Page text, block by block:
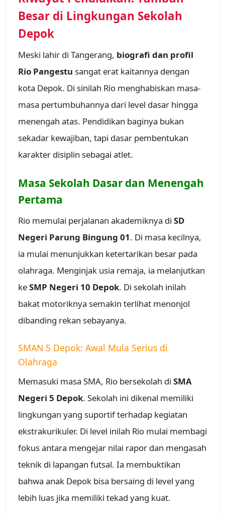
Besar di Lingkungan Sekolah
Depok
Meski lahir di Tangerang, biografi dan profil
Rio Pangestu sangat erat kaitannya dengan
kota Depok. Di sinilah Rio menghabiskan masa-
masa pertumbuhannya dari level dasar hingga
menengah atas. Pendidikan baginya bukan
sekadar kewajiban, tapi dasar pembentukan
karakter disiplin sebagai atlet.
Masa Sekolah Dasar dan Menengah
Pertama
Rio memulai perjalanan akademiknya di SD
Negeri Parung Bingung 01. Di masa kecilnya,
ia mulai menunjukkan ketertarikan besar pada
olahraga. Menginjak usia remaja, ia melanjutkan
keSMP Negeri 10 Depok. Di sekolah inilah
bakat motoriknya semakin terlihat menonjol
dibanding rekan sebayanya.
SMAN 5 Depok: Awal Mula Serius di
Olahraga
Memasuki masa SMA, Rio bersekolah di SMA
Negeri 5 Depok. Sekolah ini dikenal memiliki
lingkungan yang suportif terhadap kegiatan
ekstrakurikuler. Di level inilah Rio mulai membagi
fokus antara mengejar nilai rapor dan mengasah
teknik di lapangan futsal. Ia membuktikan
bahwa anak Depok bisa bersaing di level yang
lebih luas jika memiliki tekad yang kuat.